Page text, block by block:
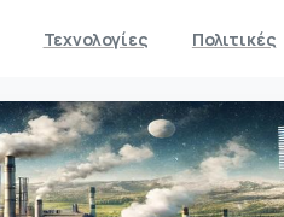
Τεχνολογίες Πολιτικές